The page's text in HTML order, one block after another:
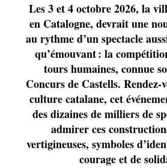
Les 3 et 4 octobre 2026, la
en Catalogne, devrait une
au rythme d’un spectacle
qu’émouvant : la
tours humaines, connue
Concurs de Castells.
culture catalane, cet
des dizaines de milliers de
admirer ces
vertigineuses, symboles
courage et de